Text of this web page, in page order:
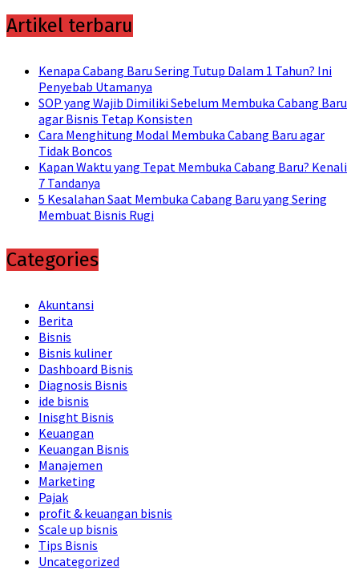
Artikel terbaru
Kenapa Cabang Baru Sering Tutup Dalam 1 Tahun? Ini
Penyebab Utamanya
SOP yang Wajib Dimiliki Sebelum Membuka Cabang Baru
agar Bisnis Tetap Konsisten
Cara Menghitung Modal Membuka Cabang Baru agar
Tidak Boncos
Kapan Waktu yang Tepat Membuka Cabang Baru? Kenali
7 Tandanya
5 Kesalahan Saat Membuka Cabang Baru yang Sering
Membuat Bisnis Rugi
Categories
Akuntansi
Berita
Bisnis
Bisnis kuliner
Dashboard Bisnis
Diagnosis Bisnis
ide bisnis
Inisght Bisnis
Keuangan
Keuangan Bisnis
Manajemen
Marketing
Pajak
profit & keuangan bisnis
Scale up bisnis
Tips Bisnis
Uncategorized